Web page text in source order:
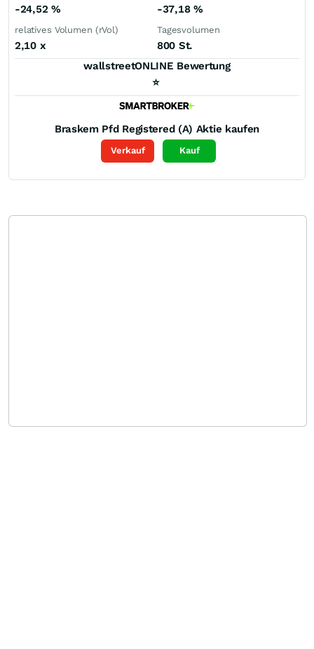
-24,52 % -37,18 %
relatives Volumen (rVol)
2,10 x
Tagesvolumen
800 St.
wallstreetONLINE Bewertung
⭐
Braskem Pfd Registered (A) Aktie kaufen
Verkauf Kauf